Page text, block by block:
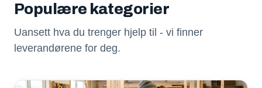
Populære kategorier
Uansett hva du trenger hjelp til - vi finner
leverandørene for deg.